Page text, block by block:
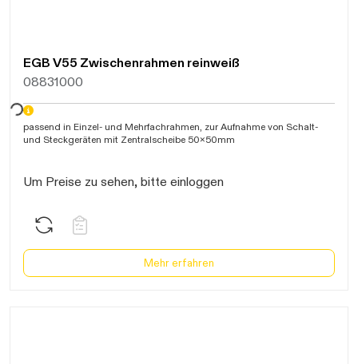
EGB V55 Zwischenrahmen reinweiß
08831000
passend in Einzel- und Mehrfachrahmen, zur Aufnahme von Schalt-
und Steckgeräten mit Zentralscheibe 50x50mm
Um Preise zu sehen, bitte einloggen
Mehr erfahren